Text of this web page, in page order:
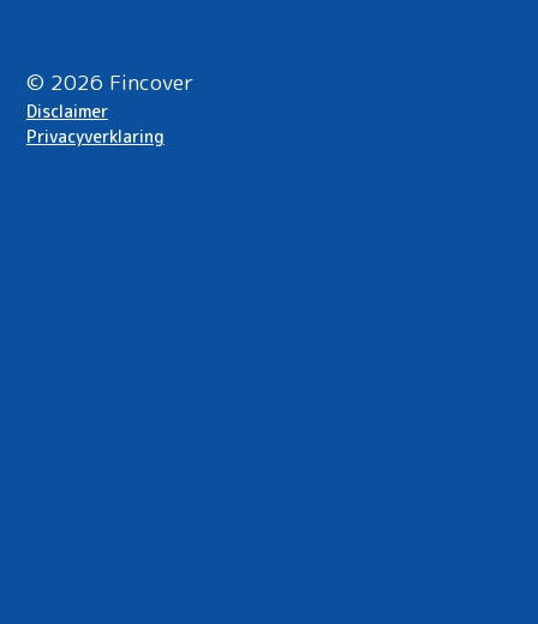
© 2026 Fincover
Disclaimer
Privacyverklaring